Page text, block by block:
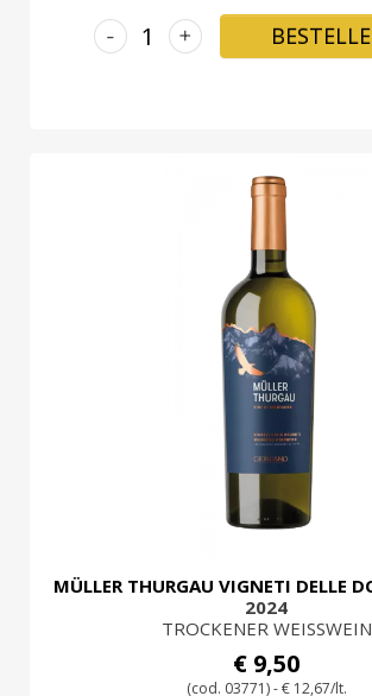
+
-
MÜLLER THURGAU VIGNETI DELLE
2024
TROCKENER WEISSWEIN
€ 9,50
(cod. 03771) - € 12,67/lt.